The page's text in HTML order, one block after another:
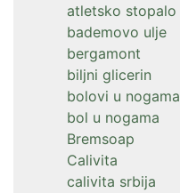
atletsko stopalo
bademovo ulje
bergamont
biljni glicerin
bolovi u nogama
bol u nogama
Bremsoap
Calivita
calivita srbija